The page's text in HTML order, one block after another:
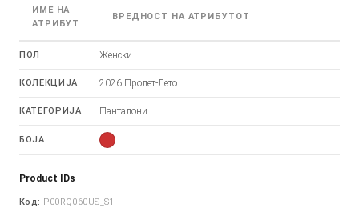
ИМЕ НА
АТРИБУТ
ВРЕДНОСТ НА АТРИБУТОТ
ПОЛ Женски
КОЛЕКЦИЈА 2026 Пролет-Лето
КАТЕГОРИЈА Панталони
БОЈА
Product IDs
Код: P00RQ060US_S1